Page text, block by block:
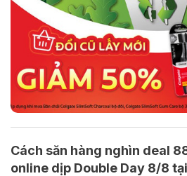
Cách săn hàng nghìn deal
online dịp Double Day 8/8